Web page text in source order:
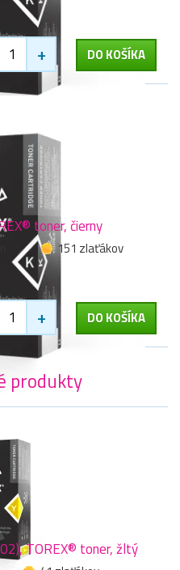
+ DO KOŠÍKA
toner, čierny
151 zlaťákov
+ DO KOŠÍKA
produkty
TOREX® toner, žltý